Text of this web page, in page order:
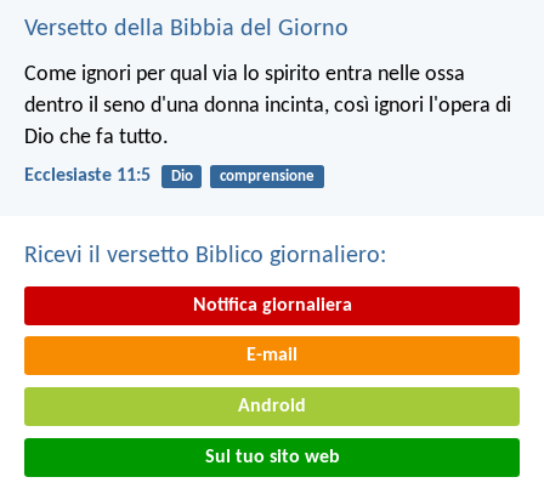
Versetto della Bibbia del Giorno
Come ignori per qual via lo spirito entra nelle ossa
dentro il seno d'una donna incinta, così ignori l'opera di
Dio che fa tutto.
Ecclesiaste 11:5 Dio comprensione
Ricevi il versetto Biblico giornaliero:
Notifica giornaliera
E-mail
Android
Sul tuo sito web